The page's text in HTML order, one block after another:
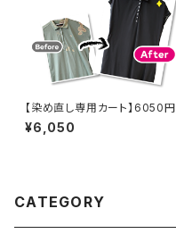
【染め直し専用カート】6050円
¥6,050
CATEGORY